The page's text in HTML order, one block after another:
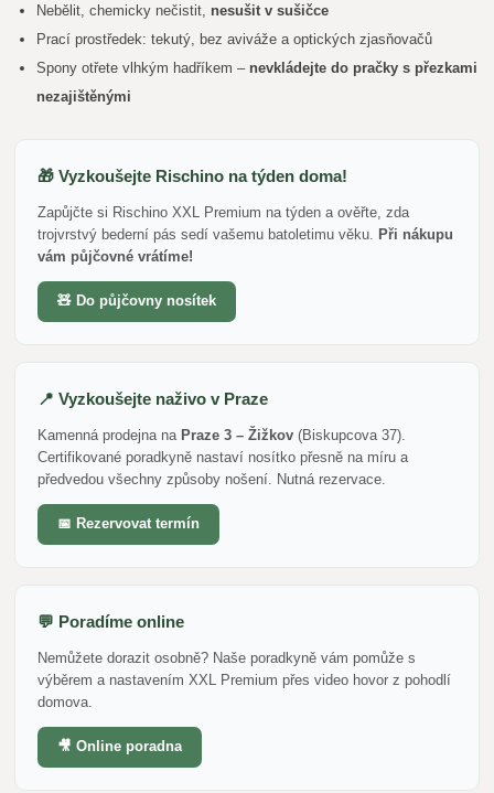
Nebělit, chemicky nečistit, nesušit v sušičce
Prací prostředek: tekutý, bez aviváže a optických zjasňovačů
Spony otřete vlhkým hadříkem – nevkládejte do pračky s přezkami
nezajištěnými
🎁 Vyzkoušejte Rischino na týden doma!
Zapůjčte si Rischino XXL Premium na týden a ověřte, zda
trojvrstvý bederní pás sedí vašemu batoletimu věku. Při nákupu
vám půjčovné vrátíme!
🧸 Do půjčovny nosítek
📍 Vyzkoušejte naživo v Praze
Kamenná prodejna na Praze 3 – Žižkov (Biskupcova 37).
Certifikované poradkyně nastaví nosítko přesně na míru a
předvedou všechny způsoby nošení. Nutná rezervace.
📅 Rezervovat termín
💬 Poradíme online
Nemůžete dorazit osobně? Naše poradkyně vám pomůže s
výběrem a nastavením XXL Premium přes video hovor z pohodlí
domova.
🎥 Online poradna